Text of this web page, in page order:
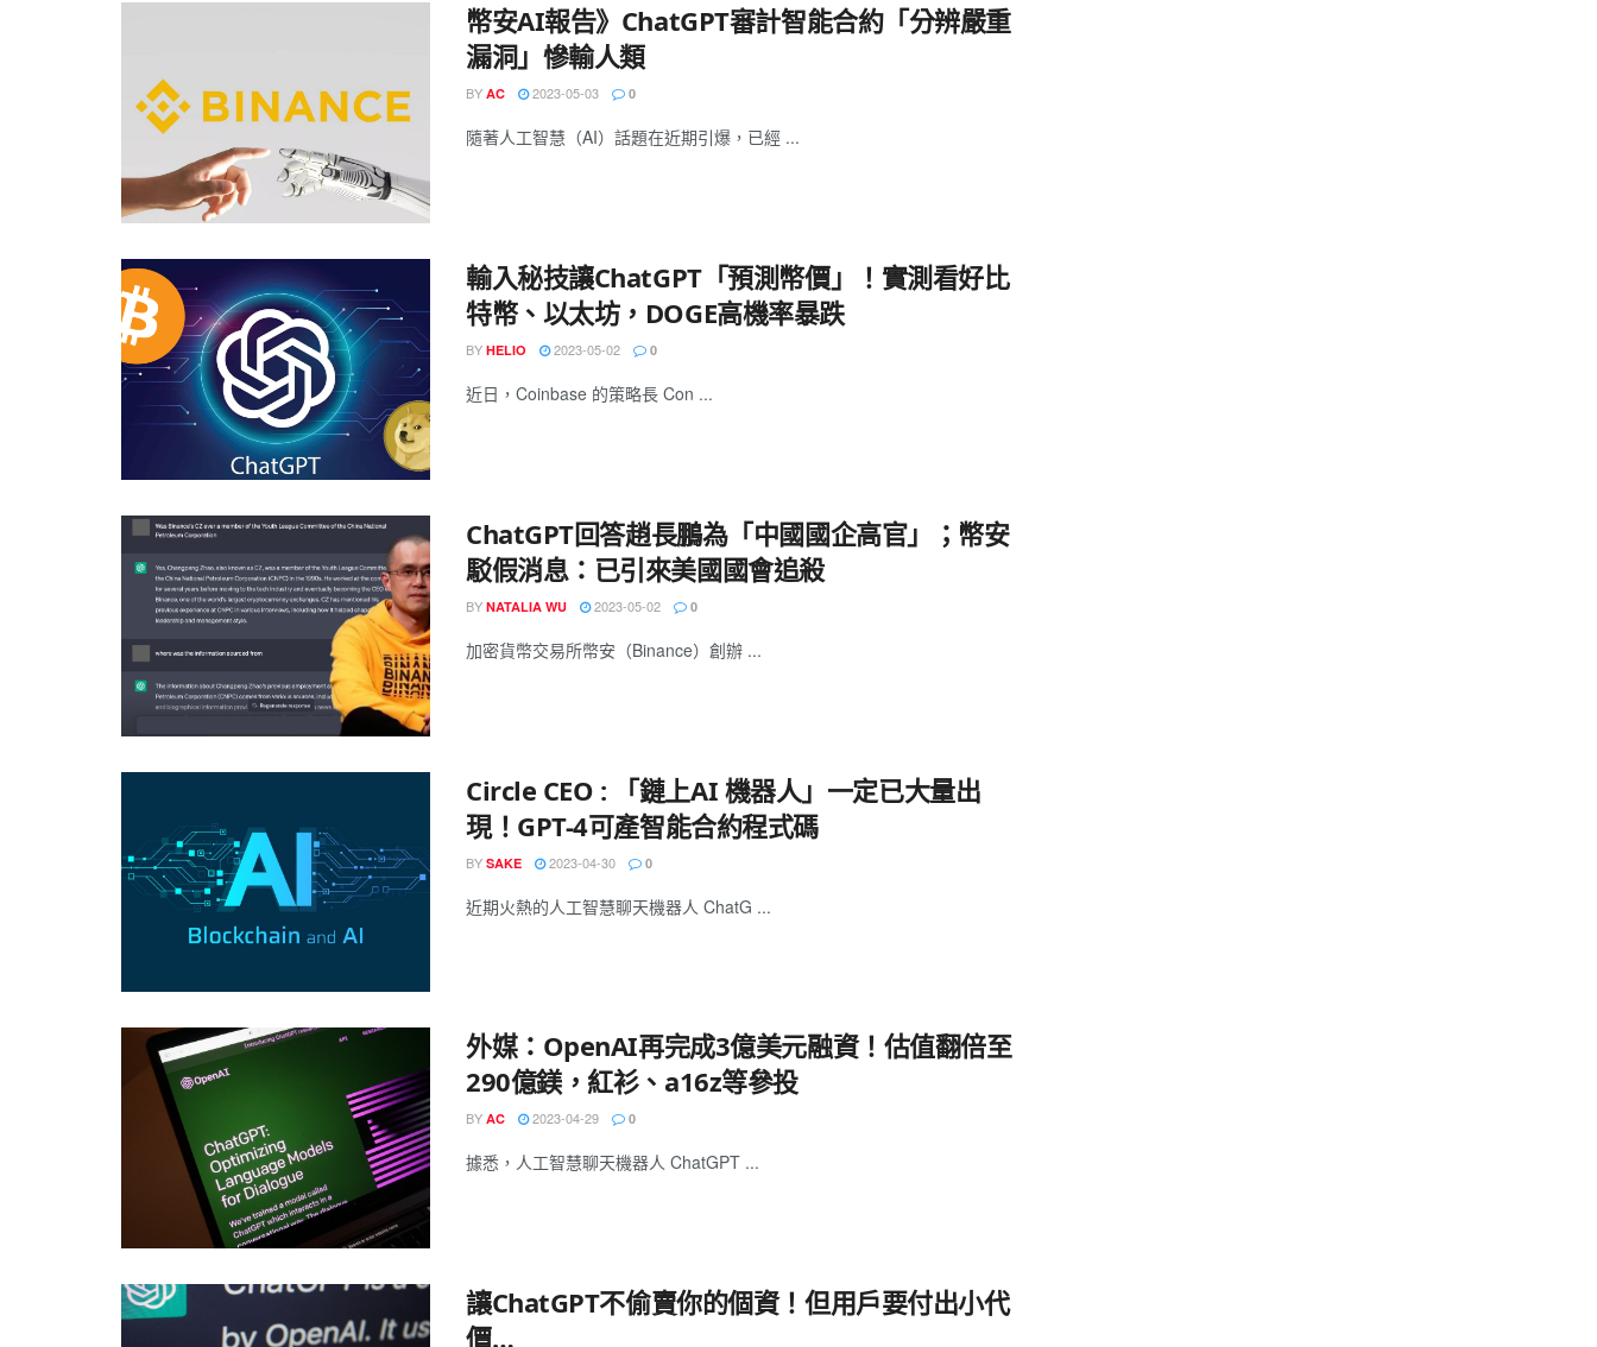
幣安AI報告》ChatGPT審計智能合約「分辨嚴重
漏洞」慘輸人類
BY AC 2023-05-03 0
隨著人工智慧（AI）話題在近期引爆，已經 ...
輸入秘技讓ChatGPT「預測幣價」！實測看好比
特幣、以太坊，DOGE高機率暴跌
BY HELIO 2023-05-02 0
近日，Coinbase 的策略長 Con ...
ChatGPT回答趙長鵬為「中國國企高官」；幣安
駁假消息：已引來美國國會追殺
BY NATALIA WU 2023-05-02 0
加密貨幣交易所幣安（Binance）創辦 ...
Circle CEO : 「鏈上AI 機器人」一定已大量出
現！GPT-4可產智能合約程式碼
BY SAKE 2023-04-30 0
近期火熱的人工智慧聊天機器人 ChatG ...
外媒：OpenAI再完成3億美元融資！估值翻倍至
290億鎂，紅衫、a16z等參投
BY AC 2023-04-29 0
據悉，人工智慧聊天機器人 ChatGPT ...
讓ChatGPT不偷賣你的個資！但用戶要付出小代
價…